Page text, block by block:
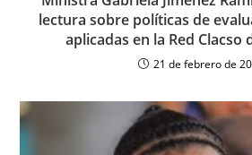
lectura sobre políticas de
aplicadas en la Red Clacso
21 de febrero de